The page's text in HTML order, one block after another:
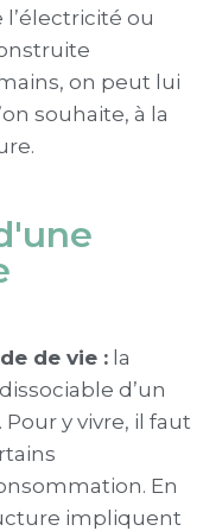
ou
on peut lui
souhaite, à la
de vie : la
d’un
y vivre, il faut
En
impliquent